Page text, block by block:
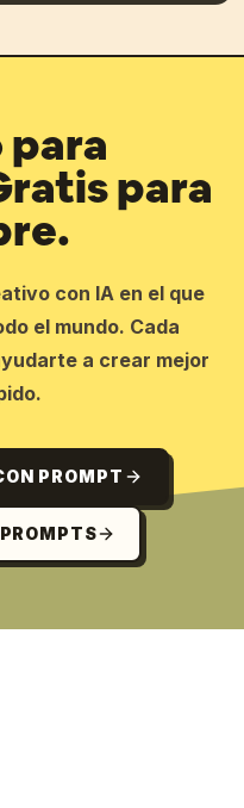
para
para
con IA en el que
el mundo. Cada
a crear mejor
PROMPT